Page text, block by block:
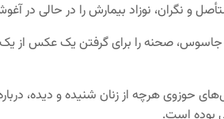
و نگران، نوزاد بیمارش را در حالی
صحنه را برای گرفتن یک عکس از
حوزوی هرچه از زنان شنیده و دیده،